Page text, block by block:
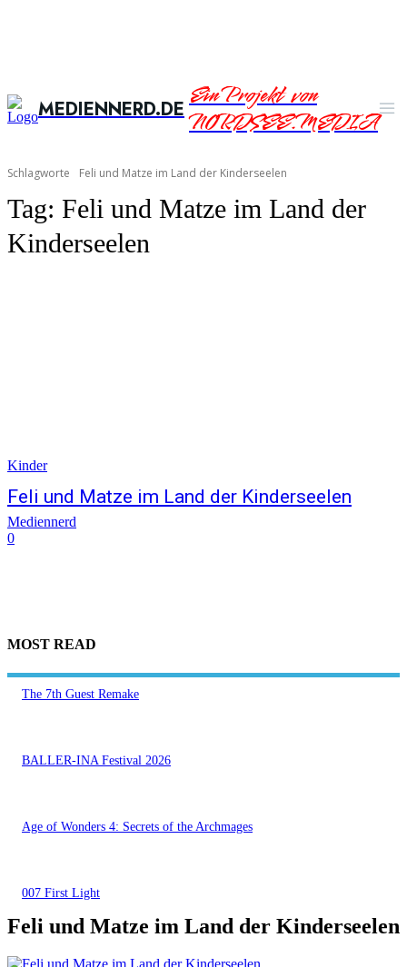
MEDIENNERD.DEEin Projekt von
NORDSEE.MEDIA
Schlagworte Feli und Matze im Land der Kinderseelen
Tag: Feli und Matze im Land der
Kinderseelen
Kinder
Feli und Matze im Land der Kinderseelen
Mediennerd
0
MOST READ
The 7th Guest Remake
BALLER-INA Festival 2026
Age of Wonders 4: Secrets of the Archmages
007 First Light
Feli und Matze im Land der Kinderseelen